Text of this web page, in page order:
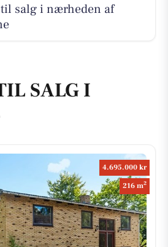
salg i nærheden af
SALG I
4.695.000 kr
216 m2